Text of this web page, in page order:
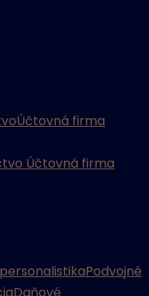
Účtovná firma
Účtovná firma
Podvojné